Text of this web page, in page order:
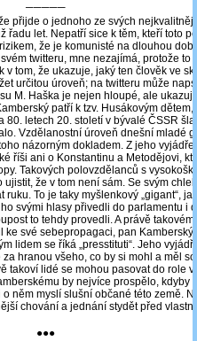
─────
přijde o jednoho ze svých
řadu let. Nepatří sice k těm, kteří toto
že je komunisté na dlouhou
twitteru, mne nezajímá, protože to
tom, že ukazuje, jaký ten člověk ve
určitou úroveň; na twitteru může
M. Haška je nejen hloupé, ale
patří k tzv. Husákovým dětem,
80. letech 20. století v bývalé ČSSR
Vzdělanostní úroveň dnešní mladé
názorným dokladem. Z jeho
říši ani o Konstantinu a Metodějovi,
Takových polovzdělanců s
že v tom není sám. Se svým
ruku. To je taky myšlenkový „gigant“,
svými hlasy přivedli do parlamentu i
to tehdy provedli. A právě
své sebepropagaci, pan Kamberský
lidem se říká „presstituti“. Jeho
hranou všeho, co by si mohl a měl
takoví lidé se mohou pasovat do role
by nejvíce prospělo, kdyby
něm myslí slušní občané této země.
chování a jednání stydět před
●●●